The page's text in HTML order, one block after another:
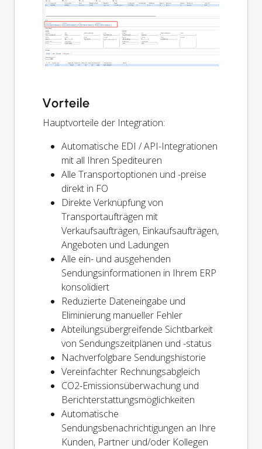
Vorteile
Hauptvorteile der Integration:
Automatische EDI / API-Integrationen
mit all Ihren Spediteuren
Alle Transportoptionen und -preise
direkt in FO
Direkte Verknüpfung von
Transportaufträgen mit
Verkaufsaufträgen, Einkaufsaufträgen,
Angeboten und Ladungen
Alle ein- und ausgehenden
Sendungsinformationen in Ihrem ERP
konsolidiert
Reduzierte Dateneingabe und
Eliminierung manueller Fehler
Abteilungsübergreifende Sichtbarkeit
von Sendungszeitplänen und -status
Nachverfolgbare Sendungshistorie
Vereinfachter Rechnungsabgleich
CO2-Emissionsüberwachung und
Berichterstattungsmöglichkeiten
Automatische
Sendungsbenachrichtigungen an Ihre
Kunden, Partner und/oder Kollegen